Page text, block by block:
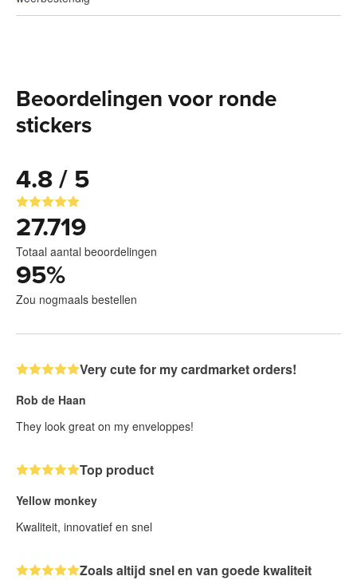
Beoordelingen voor ronde
stickers
4.8 / 5
27.719
Totaal aantal beoordelingen
95%
Zou nogmaals bestellen
Very cute for my cardmarket orders!
Rob de Haan
They look great on my enveloppes!
Top product
Yellow monkey
Kwaliteit, innovatief en snel
Zoals altijd snel en van goede kwaliteit